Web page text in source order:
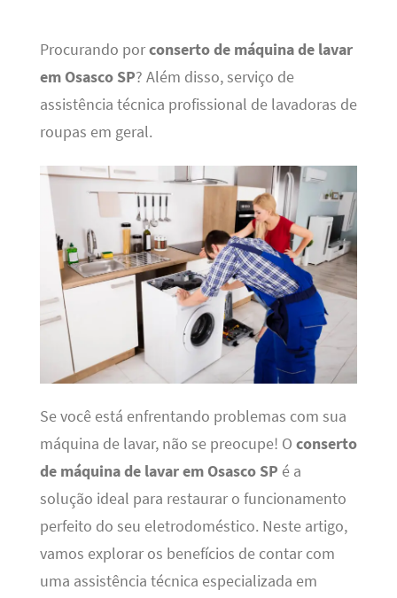
Procurando porconserto de máquina de lavar
em Osasco SP? Além disso, serviço de
assistência técnica profissional de lavadoras de
roupas em geral.
Se você está enfrentando problemas com sua
máquina de lavar, não se preocupe! O conserto
de máquina de lavar em Osasco SP é a
solução ideal para restaurar o funcionamento
perfeito do seu eletrodoméstico. Neste artigo,
vamos explorar os benefícios de contar com
uma assistência técnica especializada em